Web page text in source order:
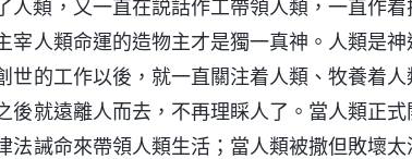
人類，又一直在説話作工帶領人類，一直作
宰人類命運的造物主才是獨一真神。人類是
世的工作以後，就一直關注着人類、牧養着
後就遠離人而去，不再理睬人了。當人類正
法誡命來帶領人類生活；當人類被撒但敗壞